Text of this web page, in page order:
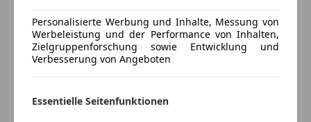
09/2025 14 420 km Benzin
110 kW (150 PS)
Personalisierte Werbung und Inhalte, Messung von
Werbeleistung und der Performance von Inhalten,
Zielgruppenforschung sowie Entwicklung und
Verbesserung von Angeboten
Essentielle Seitenfunktionen